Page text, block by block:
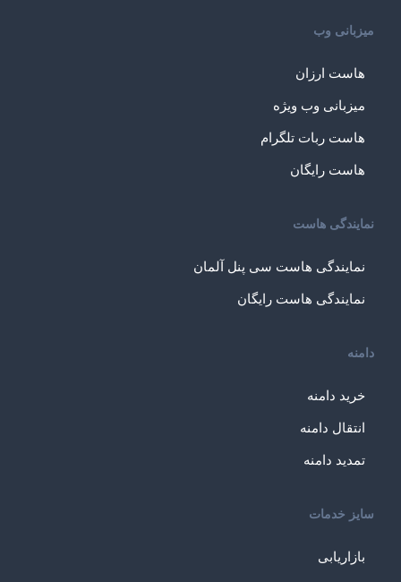
میزبانی وب
هاست ارزان
میزبانی وب ویژه
هاست ربات تلگرام
هاست رایگان
نمایندگی هاست
نمایندگی هاست سی پنل آلمان
نمایندگی هاست رایگان
دامنه
خرید دامنه
انتقال دامنه
تمدید دامنه
سایز خدمات
بازاریابی